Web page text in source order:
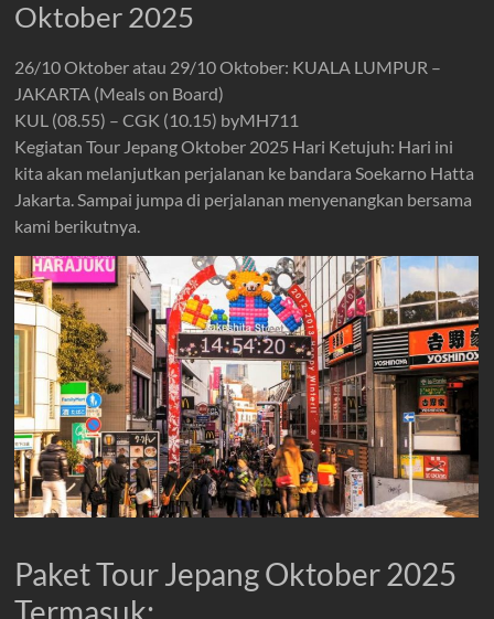
Oktober 2025
26/10 Oktober atau 29/10 Oktober: KUALA LUMPUR –
JAKARTA (Meals on Board)
KUL (08.55) – CGK (10.15) byMH711
Kegiatan Tour Jepang Oktober 2025 Hari Ketujuh: Hari ini
kita akan melanjutkan perjalanan ke bandara Soekarno Hatta
Jakarta. Sampai jumpa di perjalanan menyenangkan bersama
kami berikutnya.
Paket Tour Jepang Oktober 2025
Termasuk: